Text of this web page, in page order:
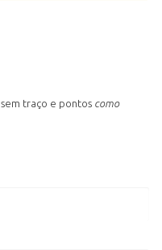
sem traço e pontos como